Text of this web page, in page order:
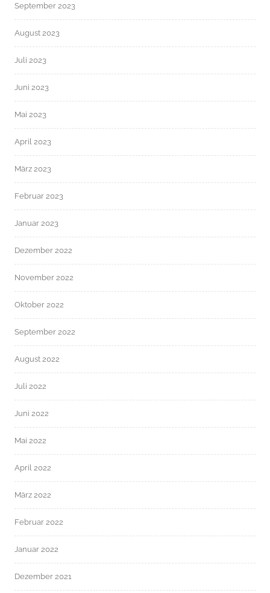
September 2023
August 2023
Juli 2023
Juni 2023
Mai 2023
April 2023
März 2023
Februar 2023
Januar 2023
Dezember 2022
November 2022
Oktober 2022
September 2022
August 2022
Juli 2022
Juni 2022
Mai 2022
April 2022
März 2022
Februar 2022
Januar 2022
Dezember 2021